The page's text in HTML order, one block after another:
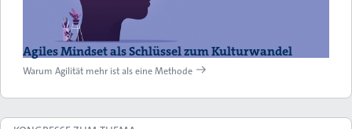
Agiles Mindset als Schlüssel zum Kulturwandel
Warum Agilität mehr ist als eine Methode